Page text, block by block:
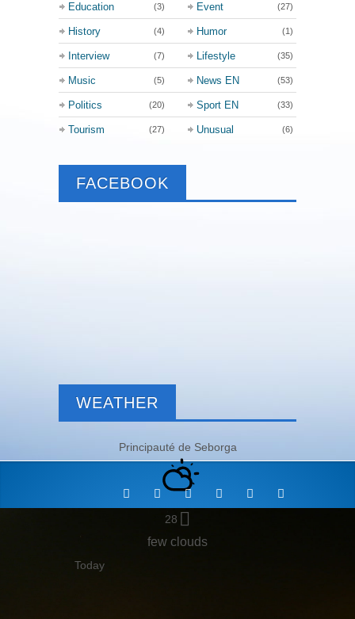
Education (3) Event (27)
History (4) Humor (1)
Interview (7) Lifestyle (35)
Music (5) News EN (53)
Politics (20) Sport EN (33)
Tourism (27) Unusual (6)
FACEBOOK
WEATHER
Principauté de Seborga
28
few clouds
Today